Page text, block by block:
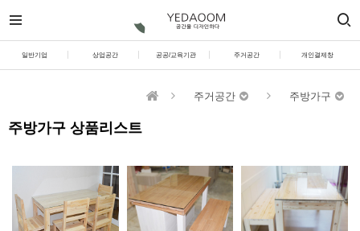
일반기업 상업공간 공공/교육기관 주거공간 개인결제창
주방가구 상품리스트
주거공간 주방가구